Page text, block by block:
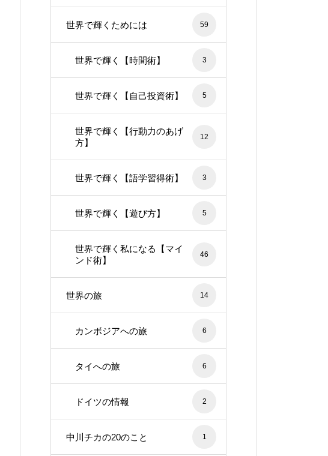
世界で輝くためには 59
世界で輝く【時間術】 3
世界で輝く【自己投資術】 5
世界で輝く【行動力のあげ
方】
12
世界で輝く【語学習得術】 3
世界で輝く【遊び方】 5
世界で輝く私になる【マイ
ンド術】
46
世界の旅 14
カンボジアへの旅 6
タイへの旅 6
ドイツの情報 2
中川チカの20のこと 1